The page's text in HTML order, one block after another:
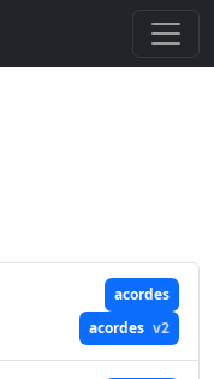
acordes
acordes v2